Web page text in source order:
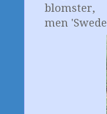
blomster,
men